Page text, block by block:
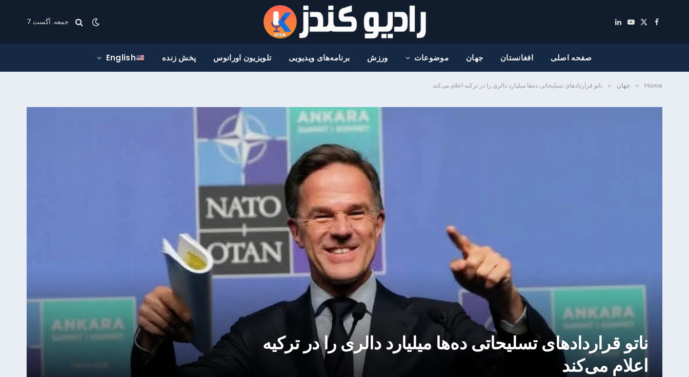
Facebook
X
YouTube
LinkedIn
جمعه, آگست 7
صفحه اصلی افغانستان جهان موضوعات ورزش برنامه‌های ویدیویی تلویزیون اورانوس پخش زنده English
Home
» جهان » ناتو قراردادهای تسلیحاتی ده‌ها میلیارد دالری را در ترکیه اعلام می‌کند
ناتو قراردادهای تسلیحاتی ده‌ها میلیارد دالری را در ترکیه
اعلام می‌کند